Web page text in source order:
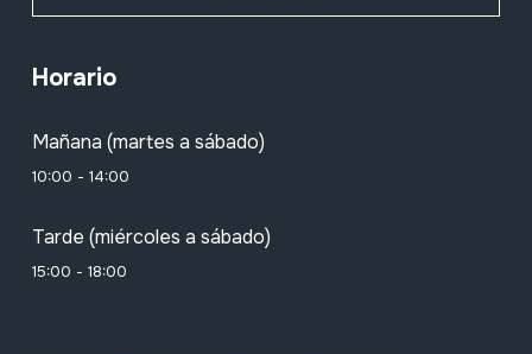
Horario
Mañana (martes a sábado)
10:00 - 14:00
Tarde (miércoles a sábado)
15:00 - 18:00